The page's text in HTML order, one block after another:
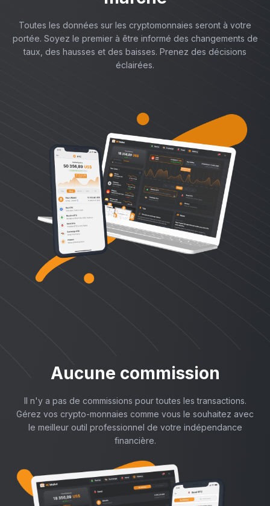
Toutes les données sur les cryptomonnaies seront à votre
portée. Soyez le premier à être informé des changements de
taux, des hausses et des baisses. Prenez des décisions
éclairées.
Aucune commission
Il n'y a pas de commissions pour toutes les transactions.
Gérez vos crypto-monnaies comme vous le souhaitez avec
le meilleur outil professionnel de votre indépendance
financière.